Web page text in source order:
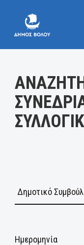
Ημερομηνία